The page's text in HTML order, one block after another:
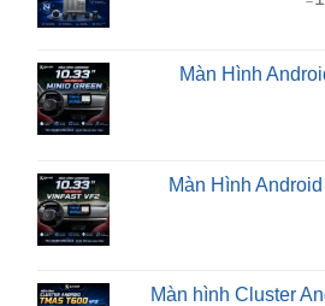
Màn Hình
Màn Hình
Màn hình Cluster